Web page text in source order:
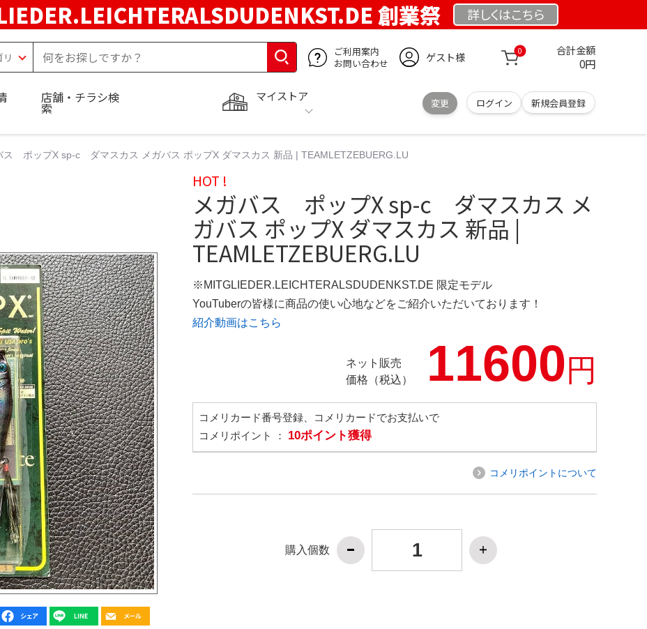
創業祭 詳しくはこちら
ご利用案内
お問い合わせ
ゲスト様 0 合計金額
0円
マイストア
変更 ログイン 新規会員登録
店舗・チラシ検
索
ス ポップX sp-c ダマスカス メガバス ポップX ダマスカス 新品 | TEAMLETZEBUERG.LU
HOT !
メガバス ポップX sp-c ダマスカス メ
ガバス ポップX ダマスカス 新品 |
TEAMLETZEBUERG.LU
※MITGLIEDER.LEICHTERALSDUDENKST.DE 限定モデル
YouTuberの皆様に商品の使い心地などをご紹介いただいております！
紹介動画はこちら
ネット販売
価格（税込）
11600円
コメリカード番号登録、コメリカードでお支払いで
コメリポイント ： 10ポイント獲得
コメリポイントについて
購入個数